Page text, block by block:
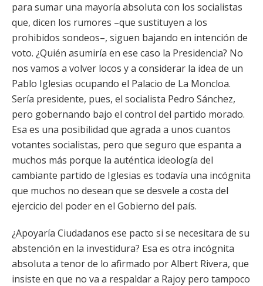
para sumar una mayoría absoluta con los socialistas
que, dicen los rumores –que sustituyen a los
prohibidos sondeos–, siguen bajando en intención de
voto. ¿Quién asumiría en ese caso la Presidencia? No
nos vamos a volver locos y a considerar la idea de un
Pablo Iglesias ocupando el Palacio de La Moncloa.
Sería presidente, pues, el socialista Pedro Sánchez,
pero gobernando bajo el control del partido morado.
Esa es una posibilidad que agrada a unos cuantos
votantes socialistas, pero que seguro que espanta a
muchos más porque la auténtica ideología del
cambiante partido de Iglesias es todavía una incógnita
que muchos no desean que se desvele a costa del
ejercicio del poder en el Gobierno del país.
¿Apoyaría Ciudadanos ese pacto si se necesitara de su
abstención en la investidura? Esa es otra incógnita
absoluta a tenor de lo afirmado por Albert Rivera, que
insiste en que no va a respaldar a Rajoy pero tampoco